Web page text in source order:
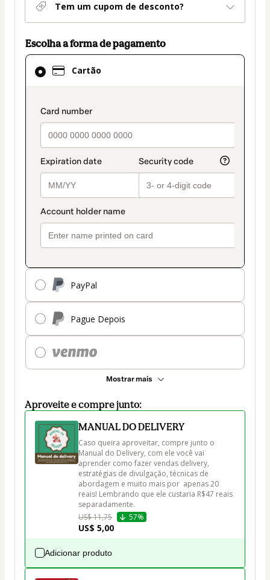
Tem um cupom de desconto?
Escolha a forma de pagamento
Cartão
payment_data.section_title_v2
PayPal
Pague Depois
Mostrar mais
Cartão
selecionado
pagamento
Aproveite e compre junto:
MANUAL DO DELIVERY
Caso queira aproveitar, compre junto o
Manual do Delivery, com ele você vai
aprender como fazer vendas delivery,
estratégias de divulgação, técnicas de
abordagem e muito mais por  apenas 20
reais! Lembrando que ele custaria R$47 reais
separadamente.
US$ 11,75
57%
US$ 5,00
Adicionar produto